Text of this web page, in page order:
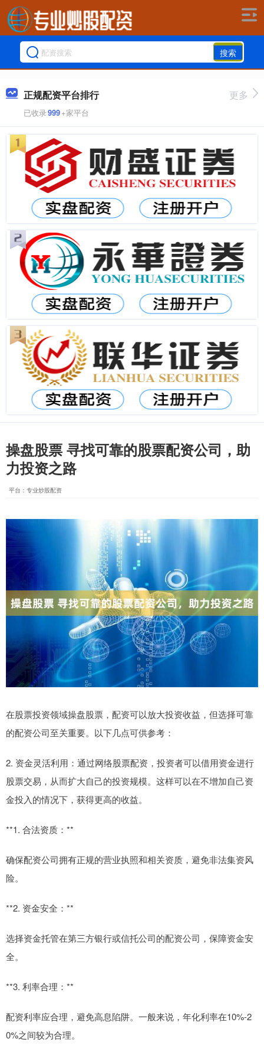
搜索
正规配资平台排行
已收录999+家平台
更多
操盘股票 寻找可靠的股票配资公司，助
力投资之路
平台：专业炒股配资
在股票投资领域操盘股票，配资可以放大投资收益，但选择可靠
的配资公司至关重要。以下几点可供参考：
2. 资金灵活利用：通过网络股票配资，投资者可以借用资金进行
股票交易，从而扩大自己的投资规模。这样可以在不增加自己资
金投入的情况下，获得更高的收益。
**1. 合法资质：**
确保配资公司拥有正规的营业执照和相关资质，避免非法集资风
险。
**2. 资金安全：**
选择资金托管在第三方银行或信托公司的配资公司，保障资金安
全。
**3. 利率合理：**
配资利率应合理，避免高息陷阱。一般来说，年化利率在10%-2
0%之间较为合理。